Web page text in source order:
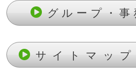
グループ・事
サイトマップ